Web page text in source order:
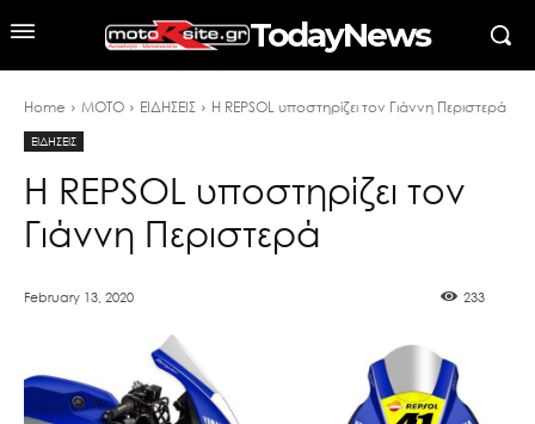
TodayNews
Home MOTO ΕΙΔΗΣΕΙΣ H REPSOL υποστηρίζει τον Γιάννη Περιστερά
ΕΙΔΗΣΕΙΣ
H REPSOL υποστηρίζει τον
Γιάννη Περιστερά
February 13, 2020 233